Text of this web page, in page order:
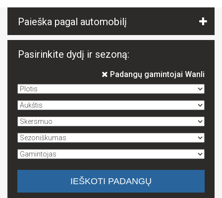
Paieška pagal automobilį
Pasirinkite dydį ir sezoną:
Padangų gamintojai Wanli